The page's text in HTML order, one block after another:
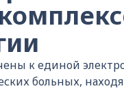
к единой
больных,